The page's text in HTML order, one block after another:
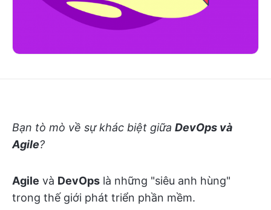
Bạn tò mò về sự khác biệt giữa DevOps và
Agile?
Agile và DevOps là những "siêu anh hùng"
trong thế giới phát triển phần mềm.